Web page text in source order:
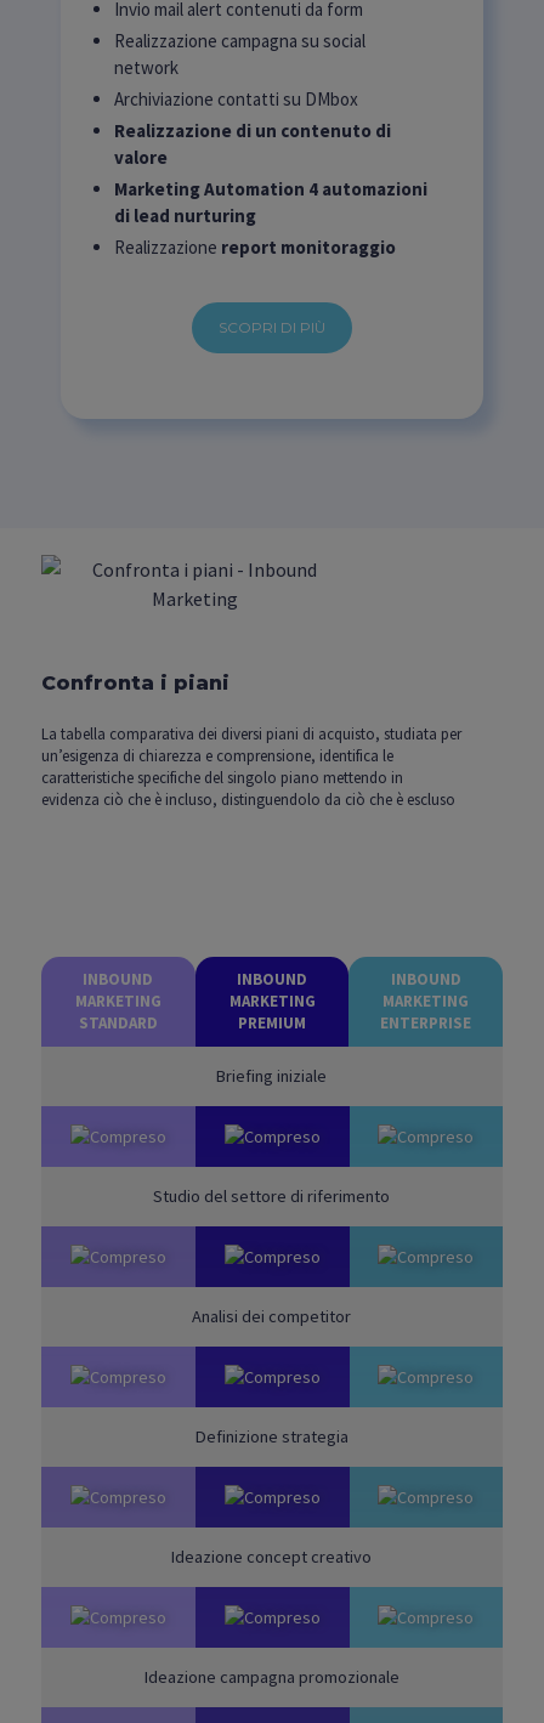
Invio mail alert contenuti da form
Realizzazione campagna su social
network
Archiviazione contatti su DMbox
Realizzazione di un contenuto di
valore
Marketing Automation 4 automazioni
di lead nurturing
Realizzazione report monitoraggio
SCOPRI DI PIÙ
Confronta i piani
La tabella comparativa dei diversi piani di acquisto, studiata per
un’esigenza di chiarezza e comprensione, identifica le
caratteristiche specifiche del singolo piano mettendo in
evidenza ciò che è incluso, distinguendolo da ciò che è escluso
INBOUND
MARKETING
STANDARD
INBOUND
MARKETING
PREMIUM
INBOUND
MARKETING
ENTERPRISE
Briefing iniziale
Studio del settore di riferimento
Analisi dei competitor
Definizione strategia
Ideazione concept creativo
Ideazione campagna promozionale